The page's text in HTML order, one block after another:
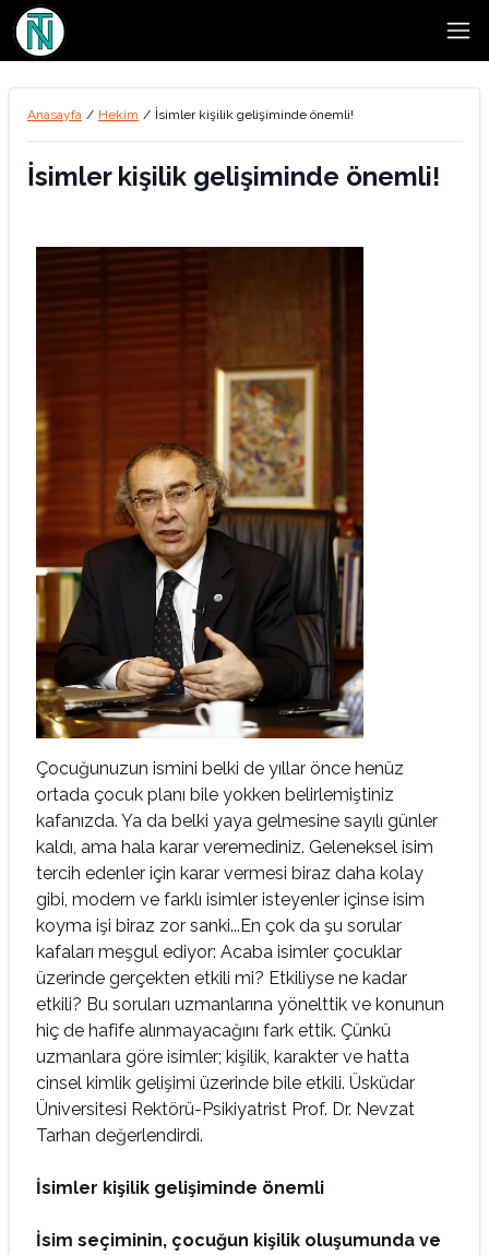
Anasayfa / Hekim / İsimler kişilik gelişiminde önemli!
İsimler kişilik gelişiminde önemli!
Çocuğunuzun ismini belki de yıllar önce henüz
ortada çocuk planı bile yokken belirlemiştiniz
kafanızda. Ya da belki yaya gelmesine sayılı günler
kaldı, ama hala karar veremediniz. Geleneksel isim
tercih edenler için karar vermesi biraz daha kolay
gibi, modern ve farklı isimler isteyenler içinse isim
koyma işi biraz zor sanki...En çok da şu sorular
kafaları meşgul ediyor: Acaba isimler çocuklar
üzerinde gerçekten etkili mi? Etkiliyse ne kadar
etkili? Bu soruları uzmanlarına yönelttik ve konunun
hiç de hafife alınmayacağını fark ettik. Çünkü
uzmanlara göre isimler; kişilik, karakter ve hatta
cinsel kimlik gelişimi üzerinde bile etkili. Üsküdar
Üniversitesi Rektörü-Psikiyatrist Prof. Dr. Nevzat
Tarhan değerlendirdi.
İsimler kişilik gelişiminde önemli
İsim seçiminin, çocuğun kişilik oluşumunda ve